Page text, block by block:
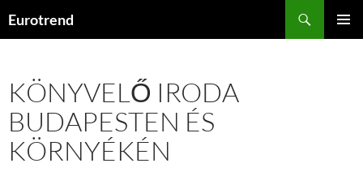
Eurotrend
KÖNYVELŐ IRODA
BUDAPESTEN ÉS
KÖRNYÉKÉN